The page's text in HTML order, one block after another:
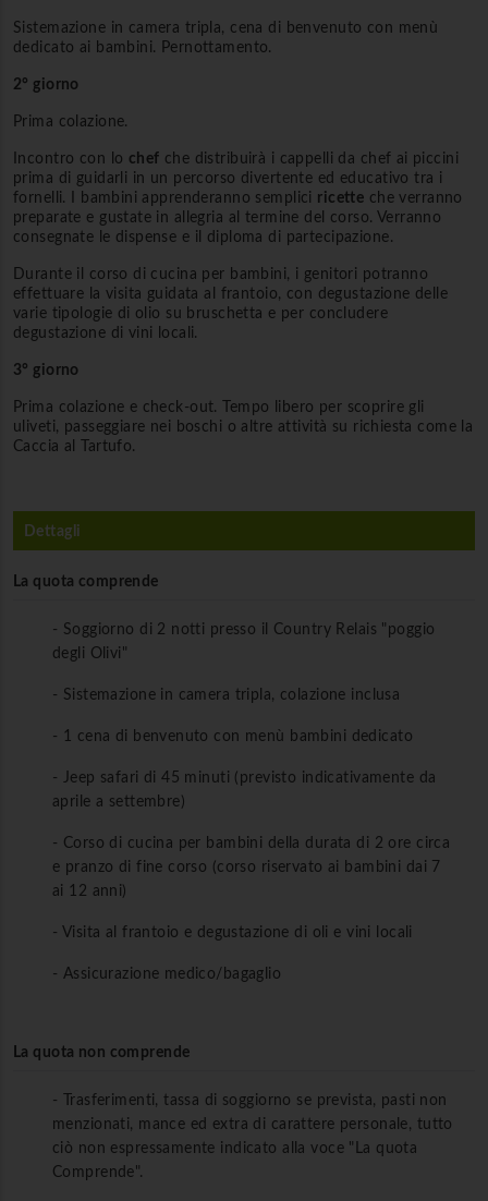
Sistemazione in camera tripla, cena di benvenuto con menù
dedicato ai bambini. Pernottamento.
2° giorno
Prima colazione.
Incontro con lo chef che distribuirà i cappelli da chef ai piccini
prima di guidarli in un percorso divertente ed educativo tra i
fornelli. I bambini apprenderanno semplici ricette che verranno
preparate e gustate in allegria al termine del corso. Verranno
consegnate le dispense e il diploma di partecipazione.
Durante il corso di cucina per bambini, i genitori potranno
effettuare la visita guidata al frantoio, con degustazione delle
varie tipologie di olio su bruschetta e per concludere
degustazione di vini locali.
3° giorno
Prima colazione e check-out. Tempo libero per scoprire gli
uliveti, passeggiare nei boschi o altre attività su richiesta come la
Caccia al Tartufo.
Dettagli
La quota comprende
- Soggiorno di 2 notti presso il Country Relais "poggio
degli Olivi"
- Sistemazione in camera tripla, colazione inclusa
- 1 cena di benvenuto con menù bambini dedicato
- Jeep safari di 45 minuti (previsto indicativamente da
aprile a settembre)
- Corso di cucina per bambini della durata di 2 ore circa
e pranzo di fine corso (corso riservato ai bambini dai 7
ai 12 anni)
- Visita al frantoio e degustazione di oli e vini locali
- Assicurazione medico/bagaglio
La quota non comprende
- Trasferimenti, tassa di soggiorno se prevista, pasti non
menzionati, mance ed extra di carattere personale, tutto
ciò non espressamente indicato alla voce "La quota
Comprende".